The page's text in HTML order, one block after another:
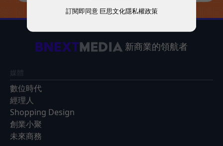
新商業的領航者
媒體
數位時代
經理人
Shopping Design
創業小聚
未來商務
訂閱即同意 巨思文化隱私權政策